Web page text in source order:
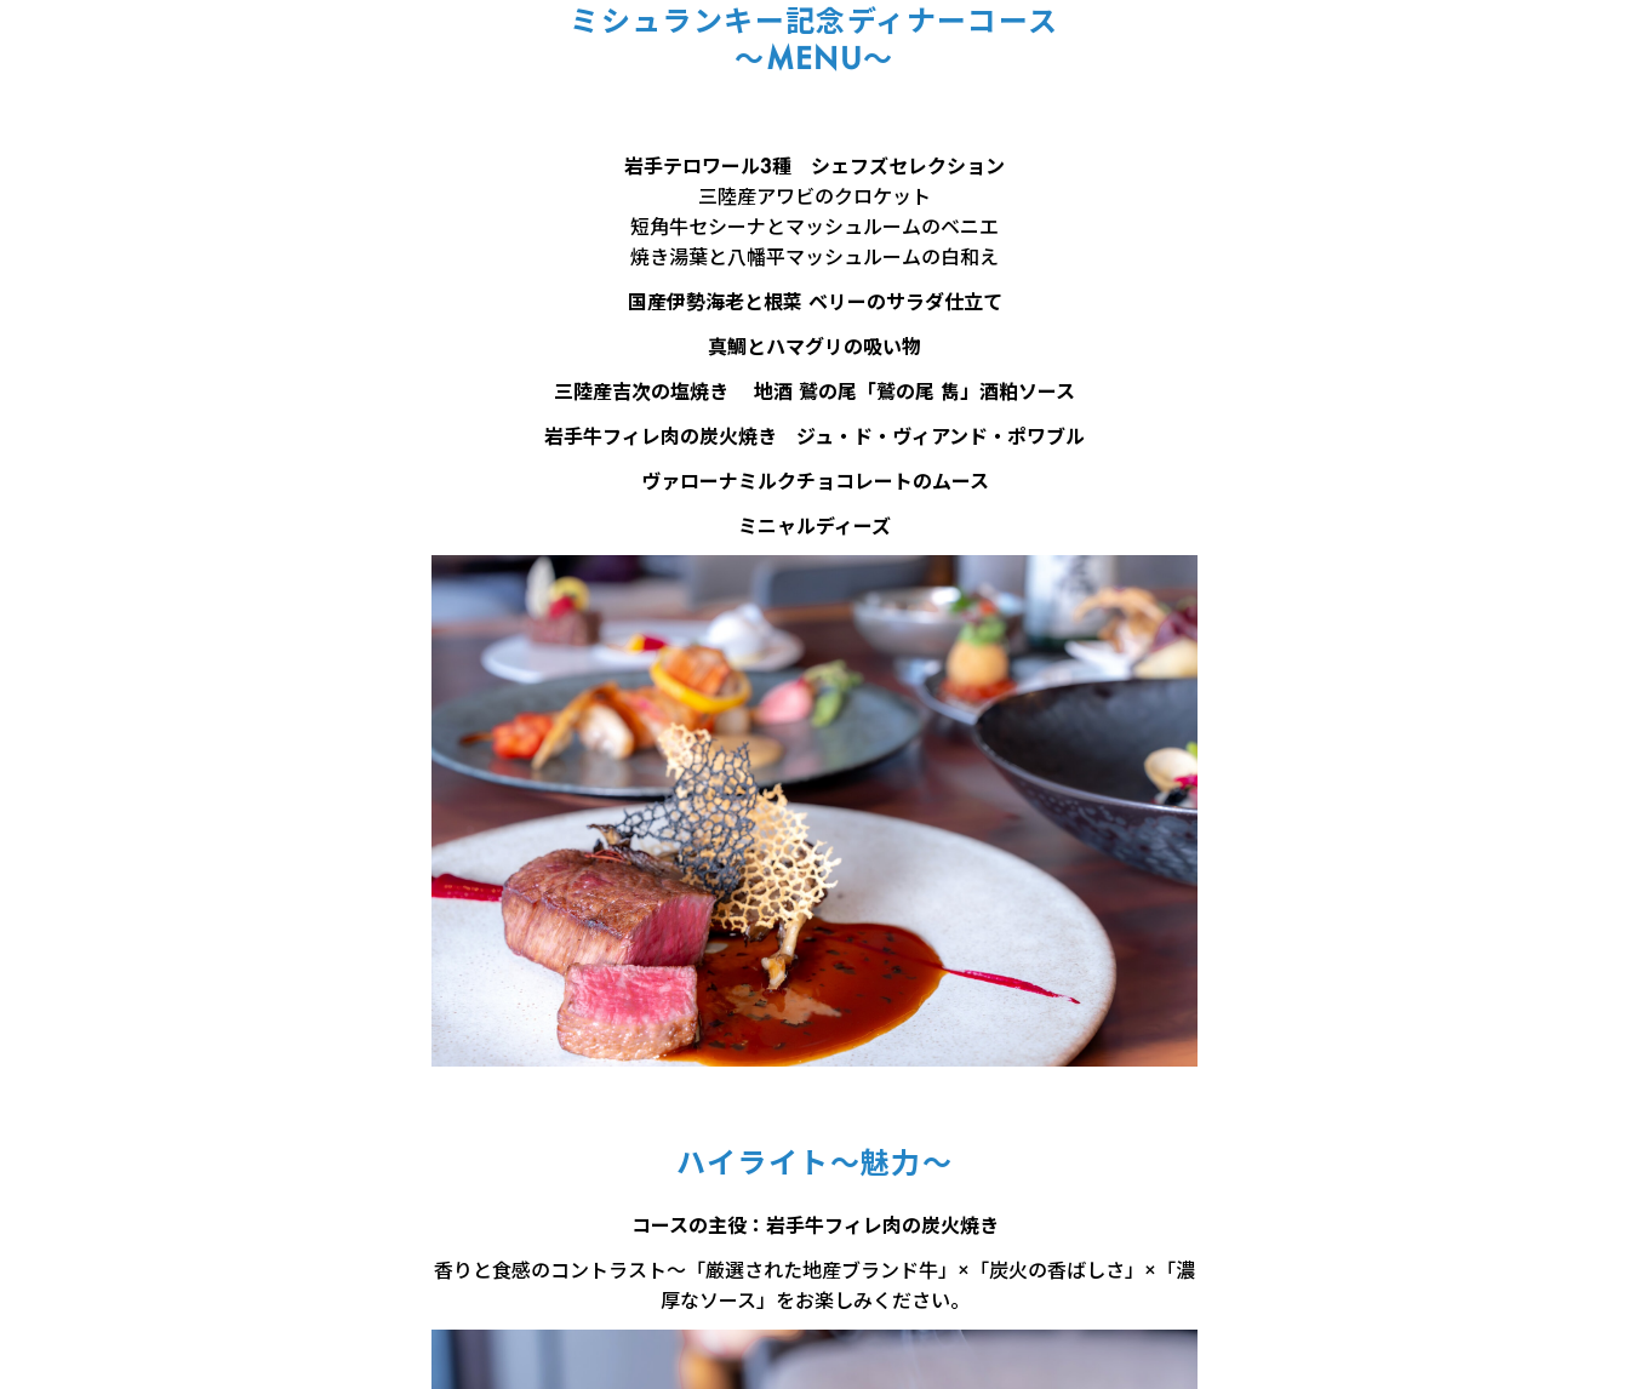
ミシュランキー記念ディナーコース
～MENU～
岩手テロワール3種 シェフズセレクション
三陸産アワビのクロケット
短角牛セシーナとマッシュルームのベニエ
焼き湯葉と八幡平マッシュルームの白和え
国産伊勢海老と根菜 ベリーのサラダ仕立て
真鯛とハマグリの吸い物
三陸産吉次の塩焼き 地酒 鷲の尾「鷲の尾 雋」酒粕ソース
岩手牛フィレ肉の炭火焼き ジュ・ド・ヴィアンド・ポワブル
ヴァローナミルクチョコレートのムース
ミニャルディーズ
ハイライト～魅力～
コースの主役：岩手牛フィレ肉の炭火焼き
香りと食感のコントラスト～「厳選された地産ブランド牛」×「炭火の香ばしさ」×「濃
厚なソース」をお楽しみください。